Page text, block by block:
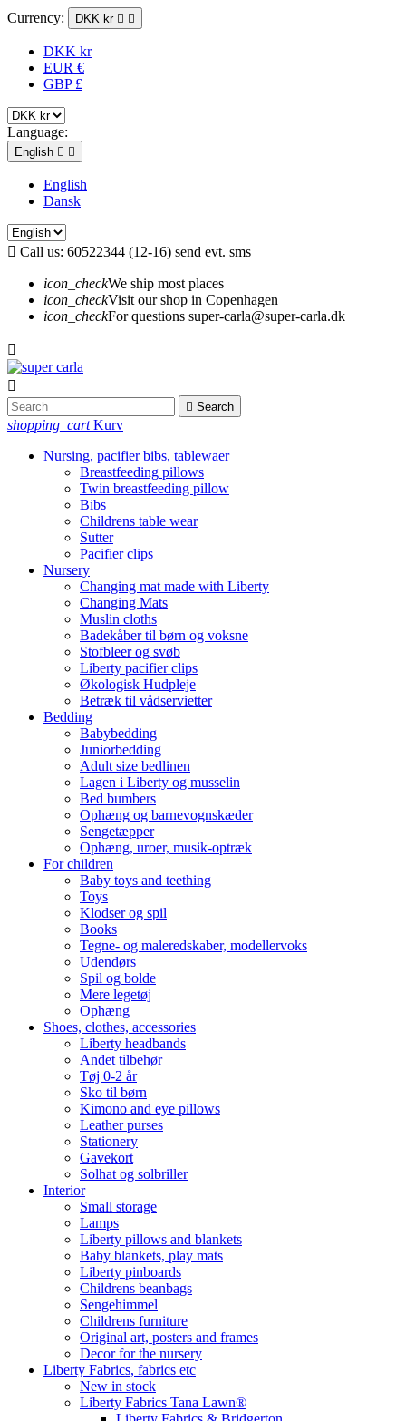
Currency: DKK kr  
DKK kr
EUR €
GBP £
Language:
English  
English
Dansk
 Call us: 60522344 (12-16) send evt. sms
icon_checkWe ship most places
icon_checkVisit our shop in Copenhagen
icon_checkFor questions super-carla@super-carla.dk


 Search
shopping_cart Kurv
Nursing, pacifier bibs, tablewaer
Breastfeeding pillows
Twin breastfeeding pillow
Bibs
Childrens table wear
Sutter
Pacifier clips
Nursery
Changing mat made with Liberty
Changing Mats
Muslin cloths
Badekåber til børn og voksne
Stofbleer og svøb
Liberty pacifier clips
Økologisk Hudpleje
Betræk til vådservietter
Bedding
Babybedding
Juniorbedding
Adult size bedlinen
Lagen i Liberty og musselin
Bed bumbers
Ophæng og barnevognskæder
Sengetæpper
Ophæng, uroer, musik-optræk
For children
Baby toys and teething
Toys
Klodser og spil
Books
Tegne- og maleredskaber, modellervoks
Udendørs
Spil og bolde
Mere legetøj
Ophæng
Shoes, clothes, accessories
Liberty headbands
Andet tilbehør
Tøj 0-2 år
Sko til børn
Kimono and eye pillows
Leather purses
Stationery
Gavekort
Solhat og solbriller
Interior
Small storage
Lamps
Liberty pillows and blankets
Baby blankets, play mats
Liberty pinboards
Childrens beanbags
Sengehimmel
Childrens furniture
Original art, posters and frames
Decor for the nursery
Liberty Fabrics, fabrics etc
New in stock
Liberty Fabrics Tana Lawn®